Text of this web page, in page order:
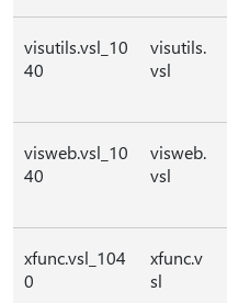
visutils.vsl_10
40
visutils.
vsl
visweb.vsl_10
40
visweb.
vsl
xfunc.vsl_104
0
xfunc.v
sl